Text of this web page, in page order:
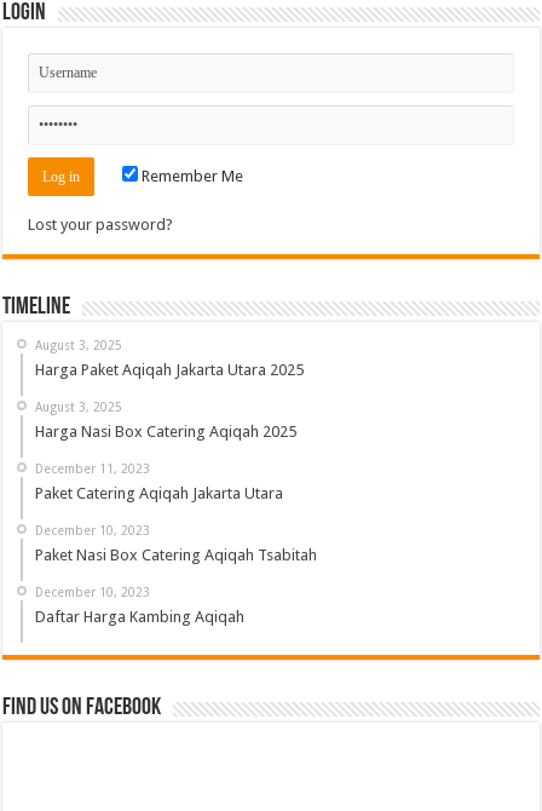
Login
Remember Me
Lost your password?
Timeline
August 3, 2025
Harga Paket Aqiqah Jakarta Utara 2025
August 3, 2025
Harga Nasi Box Catering Aqiqah 2025
December 11, 2023
Paket Catering Aqiqah Jakarta Utara
December 10, 2023
Paket Nasi Box Catering Aqiqah Tsabitah
December 10, 2023
Daftar Harga Kambing Aqiqah
Find us on Facebook